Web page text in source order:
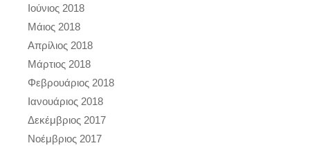
Ιούνιος 2018
Μάιος 2018
Απρίλιος 2018
Μάρτιος 2018
Φεβρουάριος 2018
Ιανουάριος 2018
Δεκέμβριος 2017
Νοέμβριος 2017